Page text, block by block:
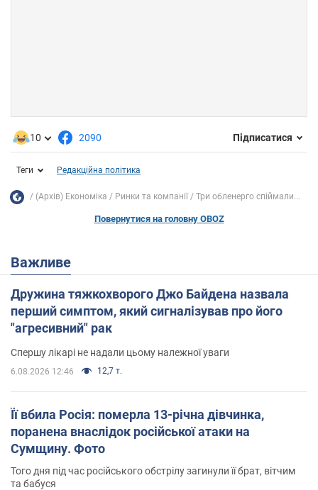
10 2090 Підписатися
Теги Редакційна політика
(Архів) Економіка Ринки та компанії Три обленерго спіймали...
Повернутися на головну OBOZ
Важливе
Дружина тяжкохворого Джо Байдена назвала
перший симптом, який сигналізував про його
"агресивний" рак
Спершу лікарі не надали цьому належної уваги
6.08.2026 12:46 12,7 т.
Її вбила Росія: померла 13-річна дівчинка,
поранена внаслідок російської атаки на
Сумщину. Фото
Того дня під час російського обстрілу загинули її брат, вітчим
та бабуся